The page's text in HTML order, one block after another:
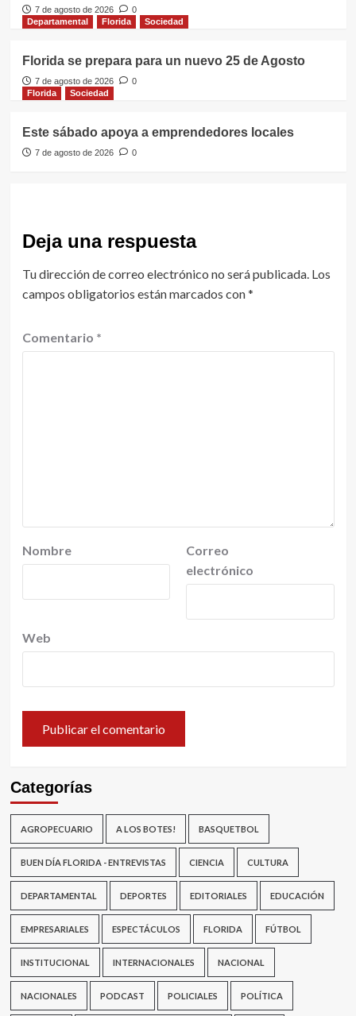
7 de agosto de 2026
0
Departamental
Florida Sociedad
Florida se prepara para un nuevo 25 de Agosto
7 de agosto de 2026
0
Florida
Sociedad
Este sábado apoya a emprendedores locales
7 de agosto de 2026 0
Deja una respuesta
Tu dirección de correo electrónico no será publicada. Los
campos obligatorios están marcados con*
Comentario *
Nombre
Correo
electrónico
Web
Categorías
AGROPECUARIO A LOS BOTES! BASQUETBOL
BUEN DÍA FLORIDA - ENTREVISTAS CIENCIA CULTURA
DEPARTAMENTAL DEPORTES EDITORIALES EDUCACIÓN
EMPRESARIALES ESPECTÁCULOS FLORIDA FÚTBOL
INSTITUCIONAL INTERNACIONALES NACIONAL
NACIONALES PODCAST POLICIALES POLÍTICA